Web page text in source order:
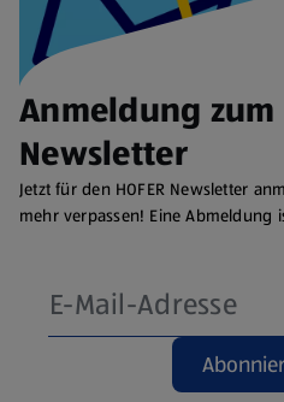
Anmeldung zum
Newsletter
Jetzt für den HOFER Newsletter
mehr verpassen! Eine Abmeldung